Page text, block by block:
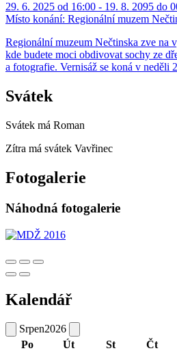
29. 6. 2025 od 16:00 - 19. 8. 2095 do
Místo konání: Regionální muzem
Regionální muzeum Nečtinska zve na
kde budete moci obdivovat sochy ze
a fotografie. Vernisáž se koná v neděli
Svátek
Svátek má Roman
Zítra má svátek Vavřinec
Fotogalerie
Náhodná fotogalerie
Kalendář
Srpen2026
Po
Út St Čt